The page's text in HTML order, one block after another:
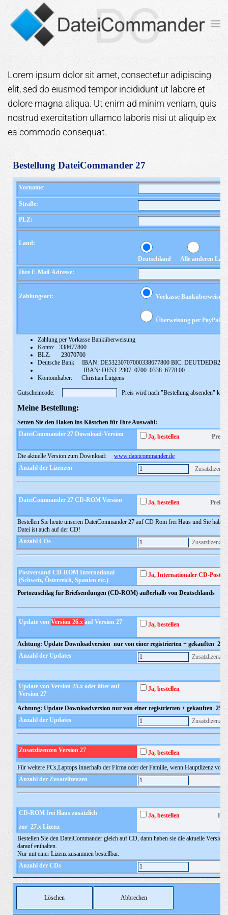
Zum Hauptinhalt springen
Lorem ipsum dolor sit amet, consectetur adipiscing
elit, sed do eiusmod tempor incididunt ut labore et
dolore magna aliqua. Ut enim ad minim veniam, quis
nostrud exercitation ullamco laboris nisi ut aliquip ex
ea commodo consequat.